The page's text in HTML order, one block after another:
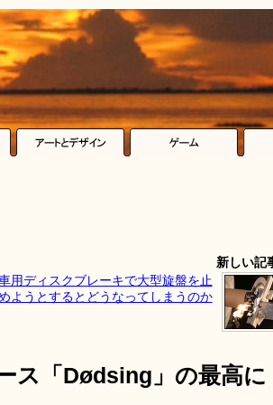
新しい記
用ディスクブレーキで大型旋盤を止
ようとするとどうなってしまうのか
ス「Dødsing」の最高に